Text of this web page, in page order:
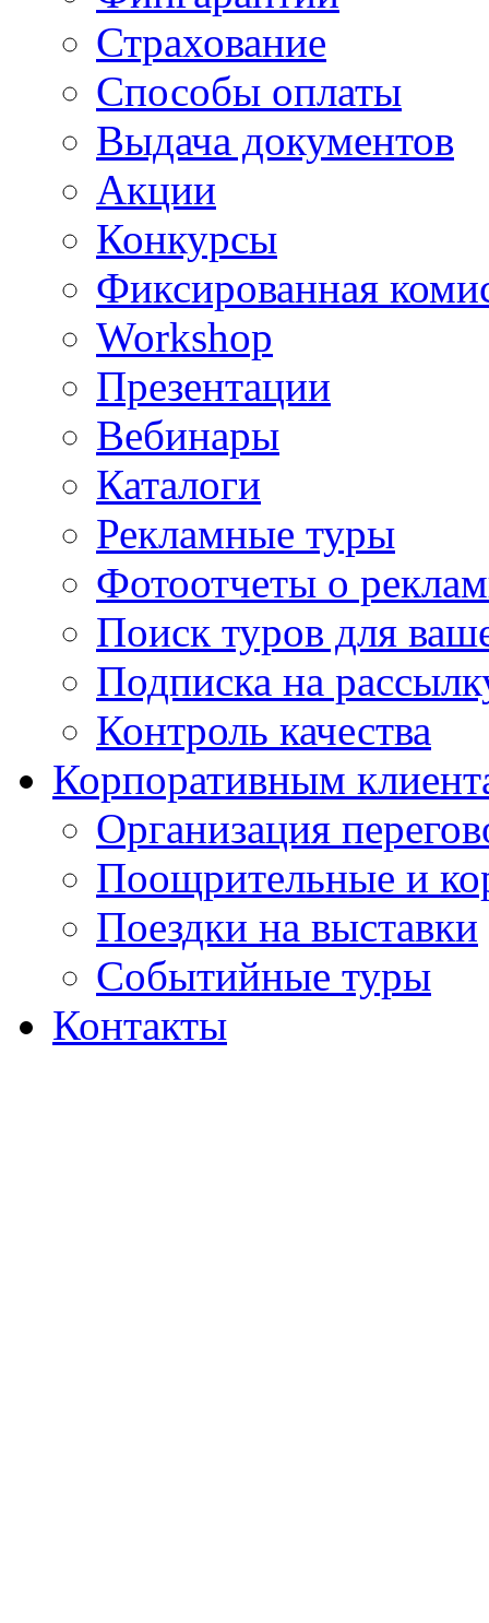
Страхование
Способы оплаты
Выдача документов
Акции
Конкурсы
Фиксированная
Workshop
Презентации
Вебинары
Каталоги
Рекламные туры
Фотоотчеты о
Поиск туров для
Подписка на
Контроль качества
Корпоративным
Организация
Поощрительные и
Поездки на выставки
Событийные туры
Контакты